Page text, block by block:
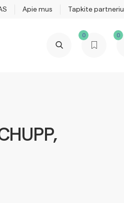
Apie mus Tapkite partneriu
0 0